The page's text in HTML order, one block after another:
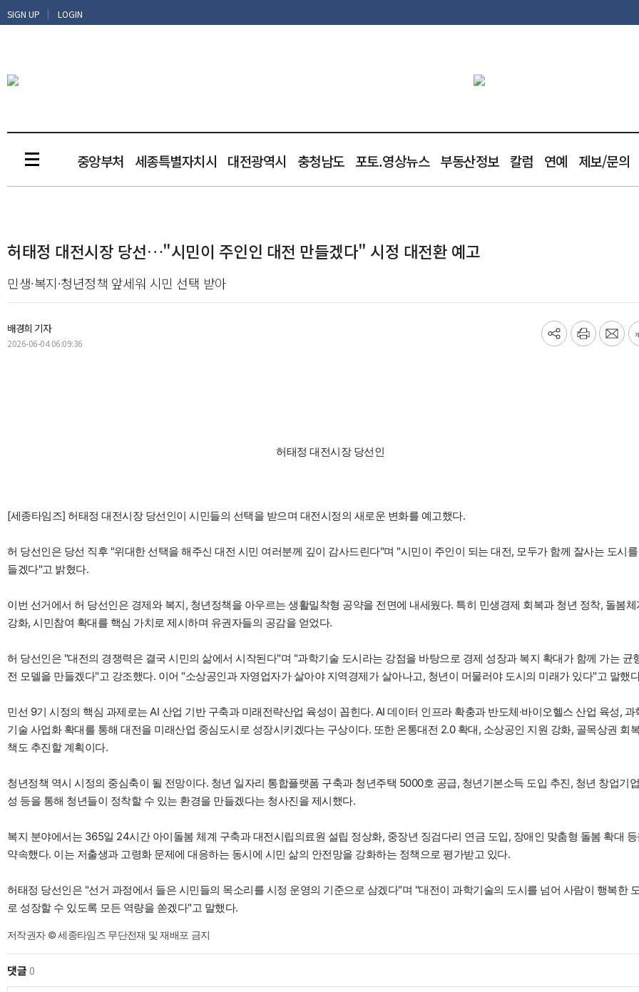
SIGN UP | LOGIN
중앙부처 세종특별자치시 대전광역시 충청남도 포토.영상뉴스 부동산정보 칼럼 연예 제보/문의
허태정 대전시장 당선…"시민이 주인인 대전 만들겠다" 시정 대전환 예고
민생·복지·청년정책 앞세워 시민 선택 받아
배경희 기자
2026-06-04 06:09:36
기
프
메
허태정 대전시장 당선인
[세종타임즈] 허태정 대전시장 당선인이 시민들의 선택을 받으며 대전시정의 새로운 변화를 예고했다.
허 당선인은 당선 직후 "위대한 선택을 해주신 대전 시민 여러분께 깊이 감사드린다"며 "시민이 주인이 되는 대전, 모두가 함께 잘사는 도시
들겠다"고 밝혔다.
이번 선거에서 허 당선인은 경제와 복지, 청년정책을 아우르는 생활밀착형 공약을 전면에 내세웠다. 특히 민생경제 회복과 청년 정착, 돌봄체
강화, 시민참여 확대를 핵심 가치로 제시하며 유권자들의 공감을 얻었다.
허 당선인은 "대전의 경쟁력은 결국 시민의 삶에서 시작된다"며 "과학기술 도시라는 강점을 바탕으로 경제 성장과 복지 확대가 함께 가는 균
전 모델을 만들겠다"고 강조했다. 이어 "소상공인과 자영업자가 살아야 지역경제가 살아나고, 청년이 머물러야 도시의 미래가 있다"고 말했
민선 9기 시정의 핵심 과제로는 AI 산업 기반 구축과 미래전략산업 육성이 꼽힌다. AI 데이터 인프라 확충과 반도체·바이오헬스 산업 육성, 과
기술 사업화 확대를 통해 대전을 미래산업 중심도시로 성장시키겠다는 구상이다. 또한 온통대전 2.0 확대, 소상공인 지원 강화, 골목상권 회
책도 추진할 계획이다.
청년정책 역시 시정의 중심축이 될 전망이다. 청년 일자리 통합플랫폼 구축과 청년주택 5000호 공급, 청년기본소득 도입 추진, 청년 창업기
성 등을 통해 청년들이 정착할 수 있는 환경을 만들겠다는 청사진을 제시했다.
복지 분야에서는 365일 24시간 아이돌봄 체계 구축과 대전시립의료원 설립 정상화, 중장년 징검다리 연금 도입, 장애인 맞춤형 돌봄 확대 등
약속했다. 이는 저출생과 고령화 문제에 대응하는 동시에 시민 삶의 안전망을 강화하는 정책으로 평가받고 있다.
허태정 당선인은 "선거 과정에서 들은 시민들의 목소리를 시정 운영의 기준으로 삼겠다"며 "대전이 과학기술의 도시를 넘어 사람이 행복한
로 성장할 수 있도록 모든 역량을 쏟겠다"고 말했다.
저작권자 © 세종타임즈 무단전재 및 재배포 금지
댓글0